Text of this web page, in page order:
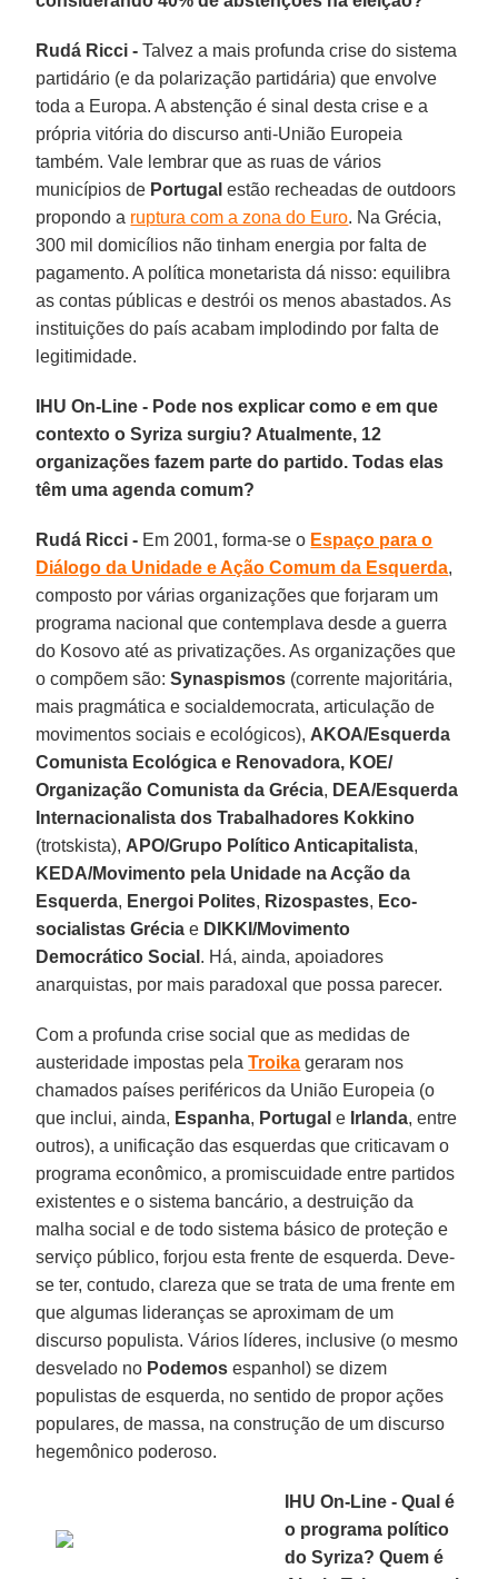
Rudá Ricci - Talvez a mais profunda crise do sistema
partidário (e da polarização partidária) que envolve
toda a Europa. A abstenção é sinal desta crise e a
própria vitória do discurso anti-União Europeia
também. Vale lembrar que as ruas de vários
municípios de Portugal estão recheadas de outdoors
propondo a ruptura com a zona do Euro. Na Grécia,
300 mil domicílios não tinham energia por falta de
pagamento. A política monetarista dá nisso: equilibra
as contas públicas e destrói os menos abastados. As
instituições do país acabam implodindo por falta de
legitimidade.
IHU On-Line - Pode nos explicar como e em que
contexto o Syriza surgiu? Atualmente, 12
organizações fazem parte do partido. Todas elas
têm uma agenda comum?
Rudá Ricci - Em 2001, forma-se o Espaço para o
Diálogo da Unidade e Ação Comum da Esquerda,
composto por várias organizações que forjaram um
programa nacional que contemplava desde a guerra
do Kosovo até as privatizações. As organizações que
o compõem são:Synaspismos (corrente majoritária,
mais pragmática e socialdemocrata, articulação de
movimentos sociais e ecológicos), AKOA/Esquerda
Comunista Ecológica e Renovadora, KOE/
Organização Comunista da Grécia, DEA/Esquerda
Internacionalista dos Trabalhadores Kokkino
(trotskista), APO/Grupo Político Anticapitalista,
KEDA/Movimento pela Unidade na Acção da
Esquerda, Energoi Polites, Rizospastes, Eco-
socialistas Grécia e DIKKI/Movimento
Democrático Social . Há, ainda, apoiadores
anarquistas, por mais paradoxal que possa parecer.
Com a profunda crise social que as medidas de
austeridade impostas pelaTroika geraram nos
chamados países periféricos da União Europeia (o
que inclui, ainda, Espanha, Portugal e Irlanda, entre
outros), a unificação das esquerdas que criticavam o
programa econômico, a promiscuidade entre partidos
existentes e o sistema bancário, a destruição da
malha social e de todo sistema básico de proteção e
serviço público, forjou esta frente de esquerda. Deve-
se ter, contudo, clareza que se trata de uma frente em
que algumas lideranças se aproximam de um
discurso populista. Vários líderes, inclusive (o mesmo
desvelado no Podemos espanhol) se dizem
populistas de esquerda, no sentido de propor ações
populares, de massa, na construção de um discurso
hegemônico poderoso.
IHU On-Line - Qual é
o programa político
do Syriza? Quem é